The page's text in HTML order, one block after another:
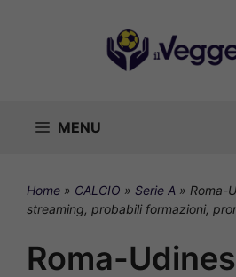
MENU
Home » CALCIO » Serie A » Roma-
streaming, probabili formazioni,
Roma-